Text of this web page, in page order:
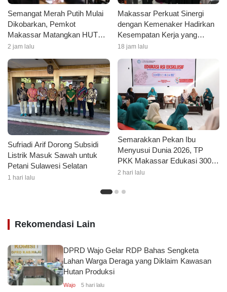
Semangat Merah Putih Mulai
Dikobarkan, Pemkot
Makassar Matangkan HUT
Ke-81 RI
2 jam lalu
Makassar Perkuat Sinergi
dengan Kemenaker Hadirkan
Kesempatan Kerja yang
Inklusif dan Berkeadilan
18 jam lalu
Sufriadi Arif Dorong Subsidi
Listrik Masuk Sawah untuk
Petani Sulawesi Selatan
1 hari lalu
Semarakkan Pekan Ibu
Menyusui Dunia 2026, TP
PKK Makassar Edukasi 300
Ibu Hamil dan Kader PKK
2 hari lalu
Rekomendasi Lain
DPRD Wajo Gelar RDP Bahas Sengketa
Lahan Warga Deraga yang Diklaim Kawasan
Hutan Produksi
Wajo 5 hari lalu